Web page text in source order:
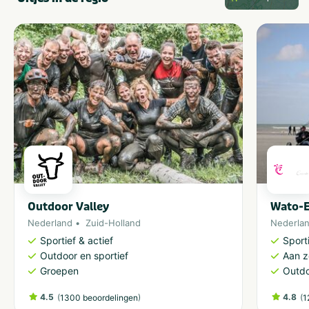
Outdoor Valley
Nederland Zuid-Holland
Sportief & actief
Outdoor en sportief
Groepen
4.5 (1300 beoordelingen)
Wato-
Aan
4.8 (